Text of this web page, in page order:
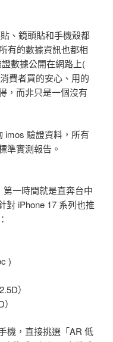
、鏡頭貼和手機殼都
有的數據資訊也都相
數據公開在網路上(
費者買的安心、用的
，而非只是一個沒有
imos 驗證資料，所有
準實測報告。
一時間就是直奔台中
對 iPhone 17 系列也推
)
）
機，直接挑選「AR 低